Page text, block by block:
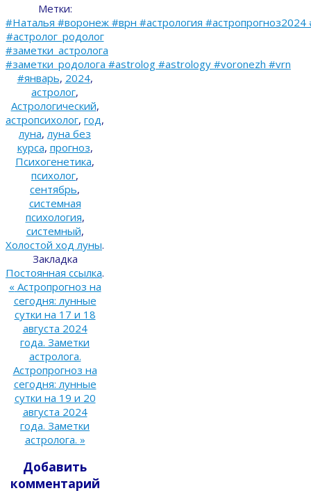
Метки:
#Наталья #воронеж #врн #астрология #астропрогноз2024
#астролог_родолог
#заметки_астролога
#заметки_родолога #astrolog #astrology #voronezh #vrn
#январь, 2024,
астролог,
Астрологический,
астропсихолог, год,
луна, луна без
курса, прогноз,
Психогенетика,
психолог,
сентябрь,
системная
психология,
системный,
Холостой ход луны.
Закладка
Постоянная ссылка.
«Астропрогноз на
сегодня: лунные
сутки на 17 и 18
августа 2024
года. Заметки
астролога.
Астропрогноз на
сегодня: лунные
сутки на 19 и 20
августа 2024
года. Заметки
астролога. »
Добавить
комментарий